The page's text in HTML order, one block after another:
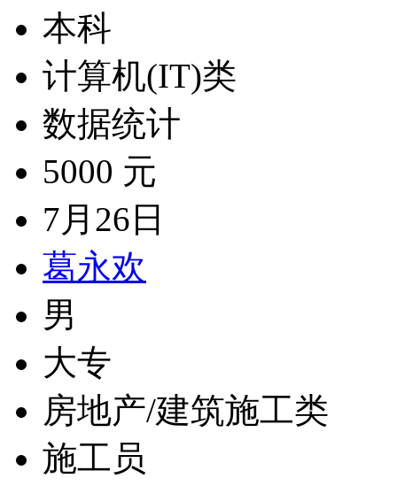
本科
计算机(IT)类
数据统计
5000 元
7月26日
葛永欢
男
大专
房地产/建筑施工类
施工员